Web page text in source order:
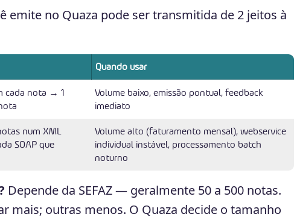
emite no Quaza pode ser transmitida de 2 jeitos à
Quando usar
cada nota → 1
Volume baixo, emissão pontual, feedback
imediato
num XML
SOAP que
Volume alto (faturamento mensal), webservice
individual instável, processamento batch
noturno
Depende da SEFAZ — geralmente 50 a 500 notas.
mais; outras menos. O Quaza decide o tamanho